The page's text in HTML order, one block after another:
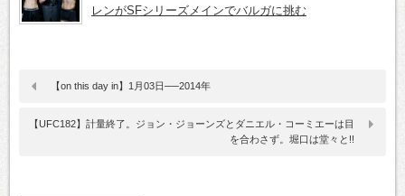
レンがSFシリーズメインでバルガに挑む
【on this day in】1月03日──2014年
【UFC182】計量終了。ジョン・ジョーンズとダニエル・コーミエーは目
を合わさず。堀口は堂々と!!